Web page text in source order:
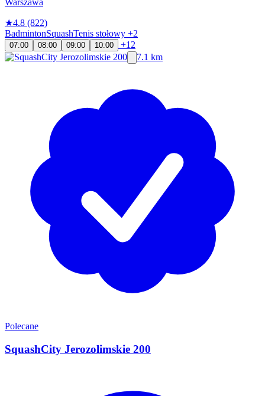
Warszawa
★4.8 (822)
BadmintonSquashTenis stołowy +2
07:00 08:00 09:00 10:00
+12
7.1 km
Polecane
SquashCity Jerozolimskie 200